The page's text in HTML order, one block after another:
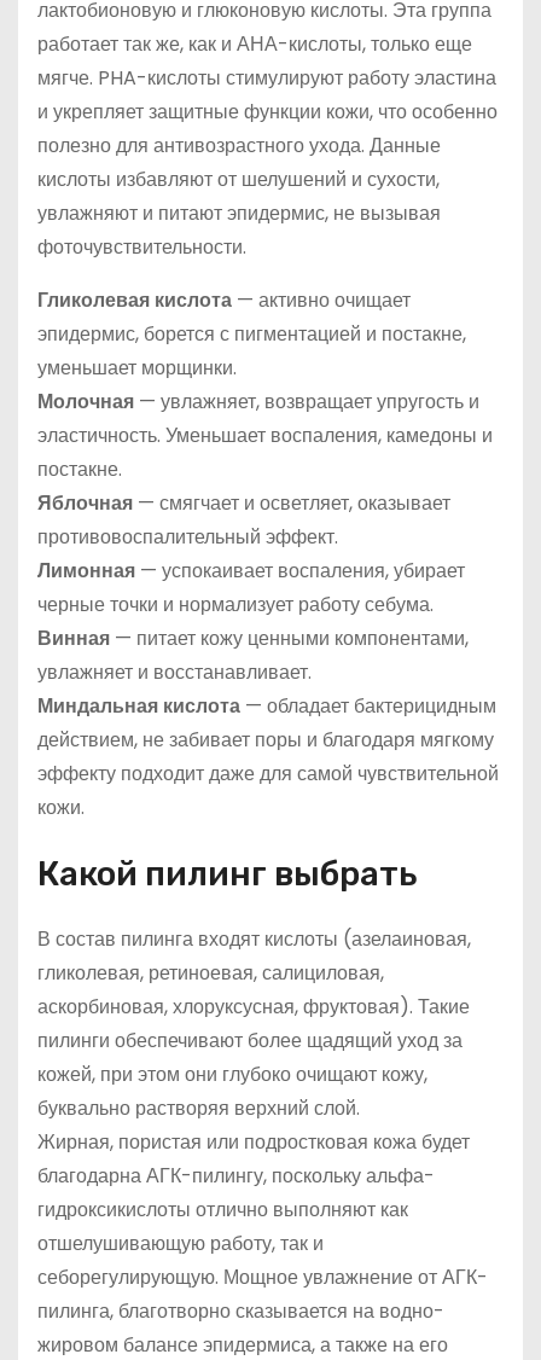
лактобионовую и глюконовую кислоты. Эта группа
работает так же, как и АНА-кислоты, только еще
мягче. PHA-кислоты стимулируют работу эластина
и укрепляет защитные функции кожи, что особенно
полезно для антивозрастного ухода. Данные
кислоты избавляют от шелушений и сухости,
увлажняют и питают эпидермис, не вызывая
фоточувствительности.
Гликолевая кислота — активно очищает
эпидермис, борется с пигментацией и постакне,
уменьшает морщинки.
Молочная — увлажняет, возвращает упругость и
эластичность. Уменьшает воспаления, камедоны и
постакне.
Яблочная — смягчает и осветляет, оказывает
противовоспалительный эффект.
Лимонная — успокаивает воспаления, убирает
черные точки и нормализует работу себума.
Винная — питает кожу ценными компонентами,
увлажняет и восстанавливает.
Миндальная кислота — обладает бактерицидным
действием, не забивает поры и благодаря мягкому
эффекту подходит даже для самой чувствительной
кожи.
Какой пилинг выбрать
В состав пилинга входят кислоты (азелаиновая,
гликолевая, ретиноевая, салициловая,
аскорбиновая, хлоруксусная, фруктовая). Такие
пилинги обеспечивают более щадящий уход за
кожей, при этом они глубоко очищают кожу,
буквально растворяя верхний слой.
Жирная, пористая или подростковая кожа будет
благодарна АГК-пилингу, поскольку альфа-
гидроксикислоты отлично выполняют как
отшелушивающую работу, так и
себорегулирующую. Мощное увлажнение от АГК-
пилинга, благотворно сказывается на водно-
жировом балансе эпидермиса, а также на его